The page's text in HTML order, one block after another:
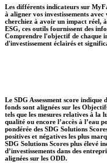
Les différents indicateurs sur
à aligner vos investissements
cherchiez à avoir un impact réel,
ESG, ces outils fournissent des
Comprendre l'objectif de chaque
d'investissement éclairés et
Le SDG Assessment score indique
fonds sont alignées sur les
tels que les mesures relatives à la
qualité ou encore l’accès à l’eau
pondérée des SDG Solutions
positives et négatives les plus
SDG Solutions Scores plus élevé
d’investissements dans des
alignées sur les ODD.